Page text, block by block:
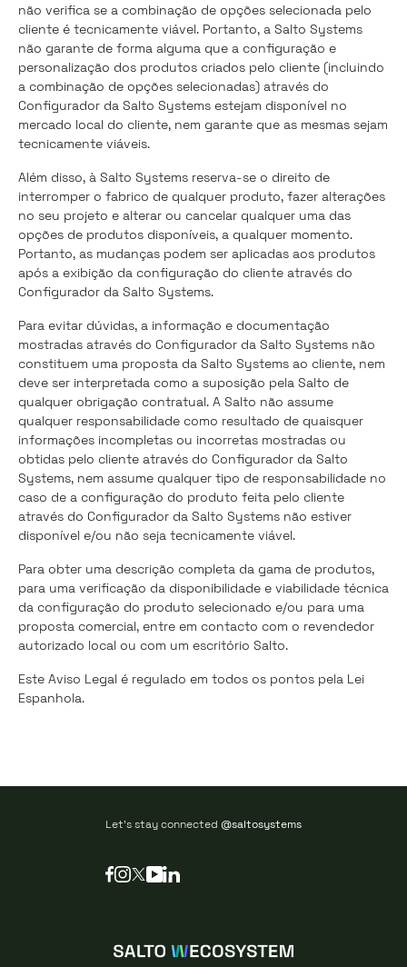
não verifica se a combinação de opções selecionada pelo
cliente é tecnicamente viável. Portanto, a Salto Systems
não garante de forma alguma que a configuração e
personalização dos produtos criados pelo cliente (incluindo
a combinação de opções selecionadas) através do
Configurador da Salto Systems estejam disponível no
mercado local do cliente, nem garante que as mesmas sejam
tecnicamente viáveis.
Além disso, à Salto Systems reserva-se o direito de
interromper o fabrico de qualquer produto, fazer alterações
no seu projeto e alterar ou cancelar qualquer uma das
opções de produtos disponíveis, a qualquer momento.
Portanto, as mudanças podem ser aplicadas aos produtos
após a exibição da configuração do cliente através do
Configurador da Salto Systems.
Para evitar dúvidas, a informação e documentação
mostradas através do Configurador da Salto Systems não
constituem uma proposta da Salto Systems ao cliente, nem
deve ser interpretada como a suposição pela Salto de
qualquer obrigação contratual. A Salto não assume
qualquer responsabilidade como resultado de quaisquer
informações incompletas ou incorretas mostradas ou
obtidas pelo cliente através do Configurador da Salto
Systems, nem assume qualquer tipo de responsabilidade no
caso de a configuração do produto feita pelo cliente
através do Configurador da Salto Systems não estiver
disponível e/ou não seja tecnicamente viável.
Para obter uma descrição completa da gama de produtos,
para uma verificação da disponibilidade e viabilidade técnica
da configuração do produto selecionado e/ou para uma
proposta comercial, entre em contacto com o revendedor
autorizado local ou com um escritório Salto.
Este Aviso Legal é regulado em todos os pontos pela Lei
Espanhola.
Let's stay connected @saltosystems